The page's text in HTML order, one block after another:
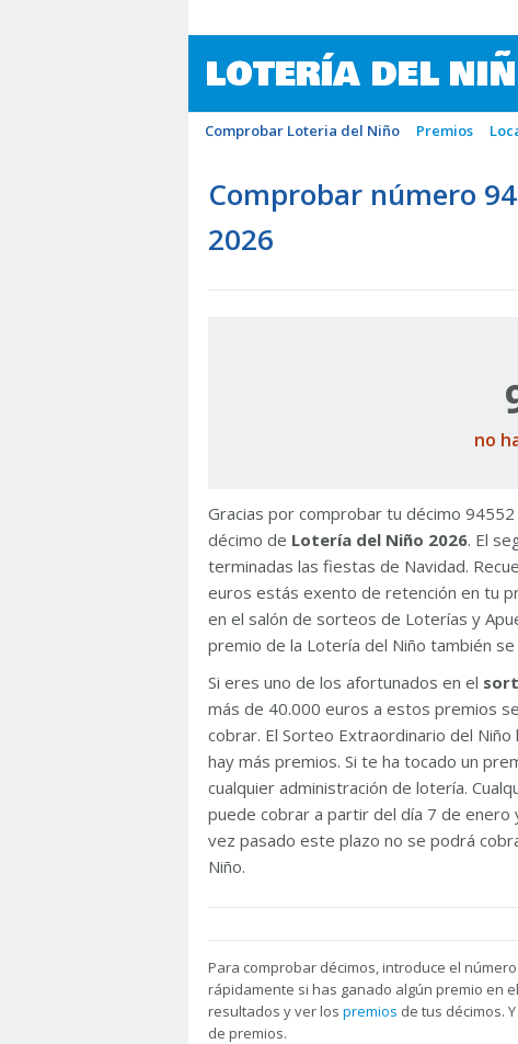
LOTERÍA DEL
Comprobar Loteria del Niño Premios
Comprobar número
2026
no
Gracias por comprobar tu décimo
décimo de Lotería del Niño 2026. El
terminadas las fiestas de Navidad.
euros estás exento de retención en tu
en el salón de sorteos de Loterías y
premio de la Lotería del Niño también
Si eres uno de los afortunados en el
más de 40.000 euros a estos premios
cobrar. El Sorteo Extraordinario del
hay más premios. Si te ha tocado un
cualquier administración de lotería.
puede cobrar a partir del día 7 de enero
vez pasado este plazo no se podrá
Niño.
Para comprobar décimos, introduce el
rápidamente si has ganado algún premio en el
resultados y ver los premios de tus décimos.
de premios.